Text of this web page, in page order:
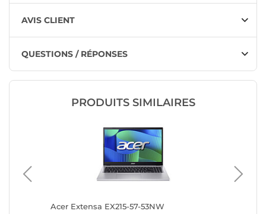
AVIS CLIENT
QUESTIONS / RÉPONSES
PRODUITS SIMILAIRES
Acer Extensa EX215-57-53NW